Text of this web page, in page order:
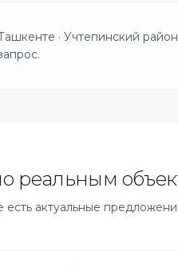
· Учтепинский
реальным
есть актуальные